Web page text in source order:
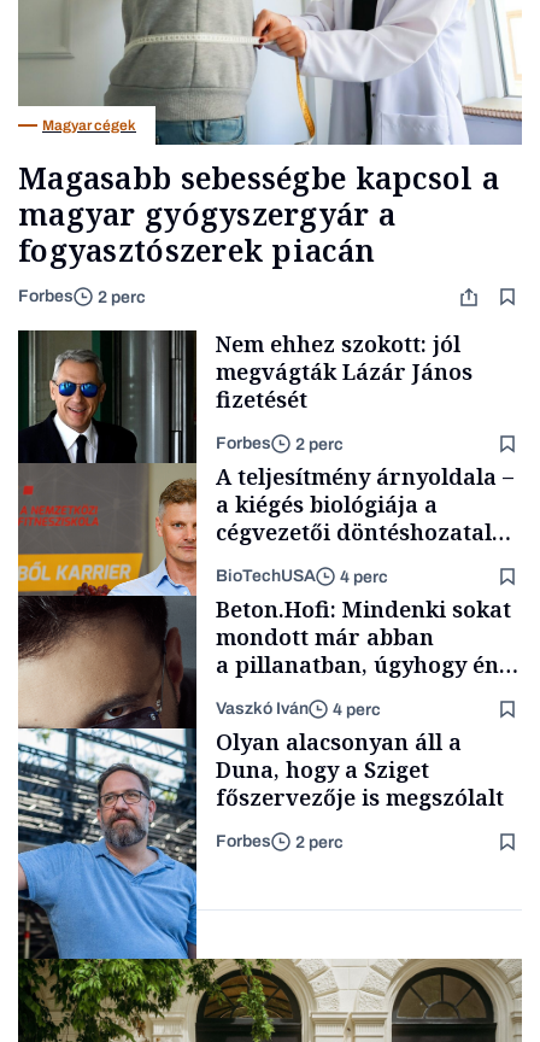
Magyar cégek
Magasabb sebességbe kapcsol a
magyar gyógyszergyár a
fogyasztószerek piacán
Forbes 2 perc
Politika
Nem ehhez szokott: jól
megvágták Lázár János
fizetését
Forbes 2 perc
Content Lab HUB
A teljesítmény árnyoldala –
a kiégés biológiája a
cégvezetői döntéshozatal
BioTechUSA 4 perc
Forbes-sztori
Beton.Hofi: Mindenki sokat
mondott már abban
a pillanatban, úgyhogy én
a legsarkosabb
gondolataimat akartam
kimondani
Vaszkó Iván 4 perc
Társadalom
Olyan alacsonyan áll a
Duna, hogy a Sziget
főszervezője is megszólalt
Forbes 2 perc